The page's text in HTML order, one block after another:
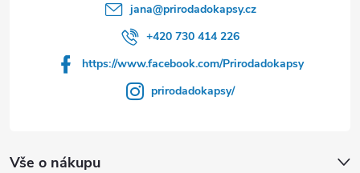
jana@prirodadokapsy.cz
+420 730 414 226
https://www.facebook.com/Prirodadokapsy
prirodadokapsy/
Vše o nákupu